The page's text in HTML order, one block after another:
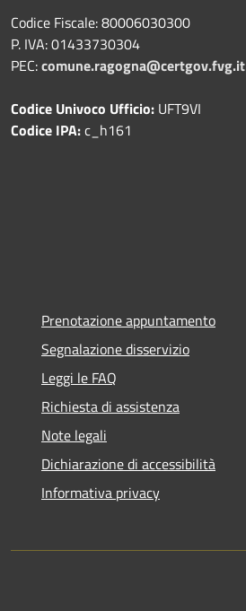
Codice Fiscale: 80006030300
P. IVA: 01433730304
PEC:comune.ragogna@certgov.fvg.it
Codice Univoco Ufficio: UFT9VI
Codice IPA:c_h161
Prenotazione appuntamento
Segnalazione disservizio
Leggi le FAQ
Richiesta di assistenza
Note legali
Dichiarazione di accessibilità
Informativa privacy